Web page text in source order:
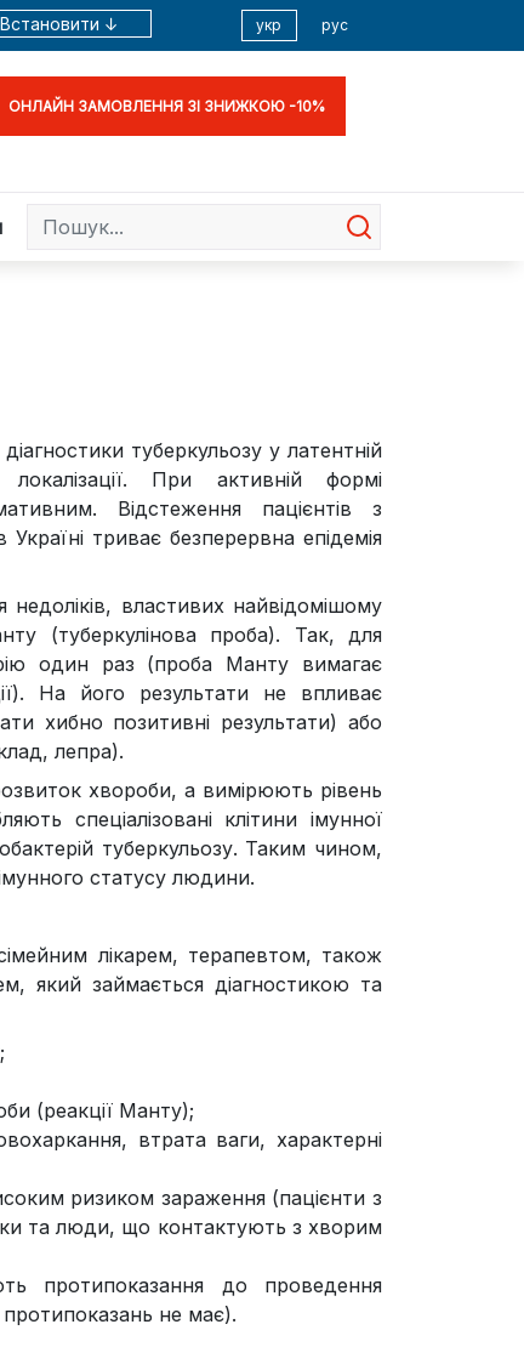
Встановити ↓ укр рус
ОНЛАЙН ЗАМОВЛЕННЯ ЗІ ЗНИЖКОЮ -10%
туберкульозу у латентній
При активній формі
Відстеження пацієнтів з
триває безперервна епідемія
властивих найвідомішому
(туберкулінова проба). Так, для
один раз (проба Манту вимагає
На його результати не впливає
хибно позитивні результати) або
лепра).
хвороби, а вимірюють рівень
спеціалізовані клітини імунної
туберкульозу. Таким чином,
статусу людини.
лікарем, терапевтом, також
який займається діагностикою та
(реакції Манту);
втрата ваги, характерні
ризиком зараження (пацієнти з
та люди, що контактують з хворим
протипоказання до проведення
не має).